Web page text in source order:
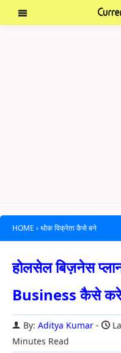
HOME › थोक विक्रेता कैसे बने
होलसेल बिज़नेस
Business कैसे
By: Aditya Kumar
Minutes Read